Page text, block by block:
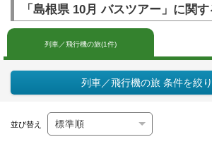
「島根県 10月 バスツアー」に関
列車／飛行機の旅(1件)
列車／飛行機の旅 条件を絞
並び替え